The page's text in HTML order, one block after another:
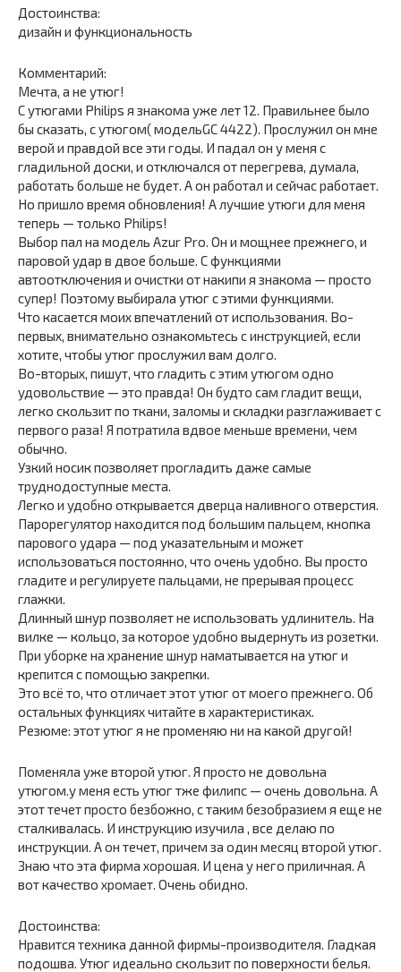
Достоинства:
дизайн и функциональность
Комментарий:
Мечта, а не утюг!
С утюгами Philips я знакома уже лет 12. Правильнее было
бы сказать, с утюгом( модельGC 4422). Прослужил он мне
верой и правдой все эти годы. И падал он у меня с
гладильной доски, и отключался от перегрева, думала,
работать больше не будет. А он работал и сейчас работает.
Но пришло время обновления! А лучшие утюги для меня
теперь — только Philips!
Выбор пал на модель Azur Pro. Он и мощнее прежнего, и
паровой удар в двое больше. С функциями
автоотключения и очистки от накипи я знакома — просто
супер! Поэтому выбирала утюг с этими функциями.
Что касается моих впечатлений от использования. Во-
первых, внимательно ознакомьтесь с инструкцией, если
хотите, чтобы утюг прослужил вам долго.
Во-вторых, пишут, что гладить с этим утюгом одно
удовольствие — это правда! Он будто сам гладит вещи,
легко скользит по ткани, заломы и складки разглаживает с
первого раза! Я потратила вдвое меньше времени, чем
обычно.
Узкий носик позволяет прогладить даже самые
труднодоступные места.
Легко и удобно открывается дверца наливного отверстия.
Парорегулятор находится под большим пальцем, кнопка
парового удара — под указательным и может
использоваться постоянно, что очень удобно. Вы просто
гладите и регулируете пальцами, не прерывая процесс
глажки.
Длинный шнур позволяет не использовать удлинитель. На
вилке — кольцо, за которое удобно выдернуть из розетки.
При уборке на хранение шнур наматывается на утюг и
крепится с помощью закрепки.
Это всё то, что отличает этот утюг от моего прежнего. Об
остальных функциях читайте в характеристиках.
Резюме: этот утюг я не променяю ни на какой другой!
Поменяла уже второй утюг. Я просто не довольна
утюгом.у меня есть утюг тже филипс — очень довольна. А
этот течет просто безбожно, с таким безобразием я еще не
сталкивалась. И инструкцию изучила , все делаю по
инструкции. А он течет, причем за один месяц второй утюг.
Знаю что эта фирма хорошая. И цена у него приличная. А
вот качество хромает. Очень обидно.
Достоинства:
Нравится техника данной фирмы-производителя. Гладкая
подошва. Утюг идеально скользит по поверхности белья.